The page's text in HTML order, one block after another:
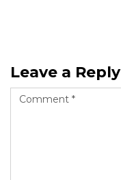
Leave a Reply